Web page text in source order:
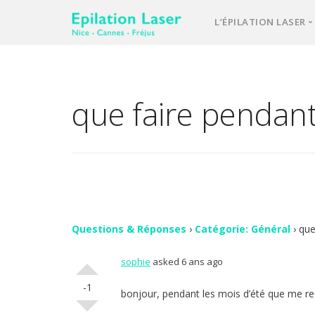
L’ÉPILATION LASER
L’épilation
Vos avis
que faire pendant
Questions & Réponses › Catégorie: Général ›
-1
sophie asked 6 ans ago
bonjour, pendant les mois d’été que me